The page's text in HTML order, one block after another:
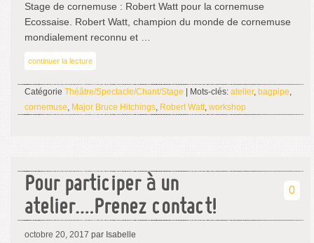
Stage de cornemuse : Robert Watt pour la cornemuse
Ecossaise. Robert Watt, champion du monde de cornemuse
mondialement reconnu et …
continuer la lecture
Catégorie Théâtre/Spectacle/Chant/Stage | Mots-clés: atelier, bagpipe,
cornemuse, Major Bruce Hitchings, Robert Watt, workshop
Pour participer à un
atelier….Prenez contact!
0
octobre 20, 2017 par Isabelle